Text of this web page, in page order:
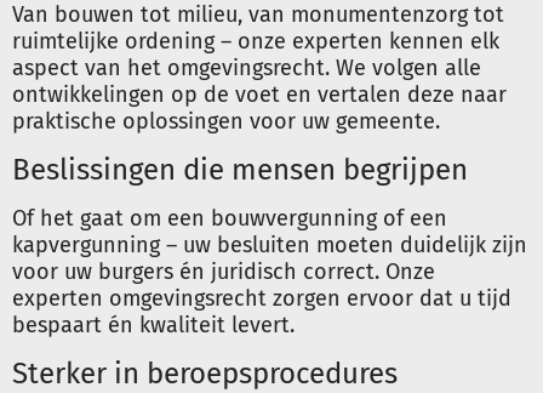
Van bouwen tot milieu, van monumentenzorg tot
ruimtelijke ordening – onze experten kennen elk
aspect van het omgevingsrecht. We volgen alle
ontwikkelingen op de voet en vertalen deze naar
praktische oplossingen voor uw gemeente.
Beslissingen die mensen begrijpen
Of het gaat om een bouwvergunning of een
kapvergunning – uw besluiten moeten duidelijk zijn
voor uw burgers én juridisch correct. Onze
experten omgevingsrecht zorgen ervoor dat u tijd
bespaart én kwaliteit levert.
Sterker in beroepsprocedures